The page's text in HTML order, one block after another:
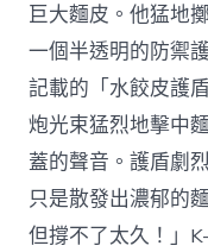
巨大麵皮。他猛地
一個半透明的防禦
記載的「水餃皮護
炮光束猛烈地擊中
蓋的聲音。護盾劇
只是散發出濃郁的
但撐不了太久！」